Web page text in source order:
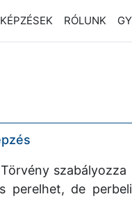
RÓLUNK
perelhet, de